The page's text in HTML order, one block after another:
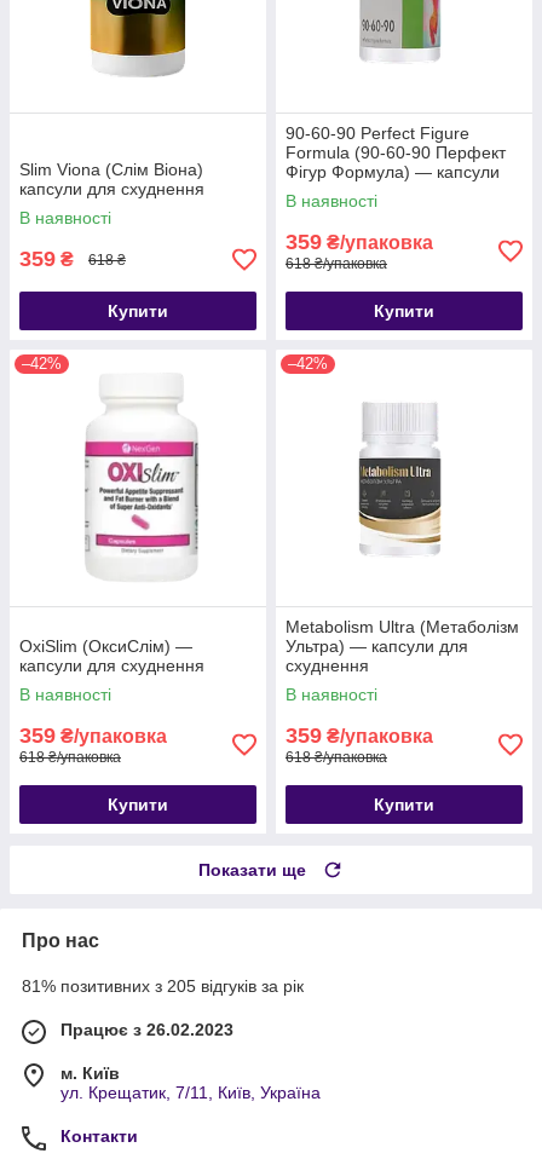
Slim Viona (Слім Віона)
капсули для схуднення
В наявності
359 ₴ 618 ₴
Купити
90-60-90 Perfect Figure
Formula (90-60-90 Перфект
Фігур Формула) — капсули
для схуднення
В наявності
359 ₴/упаковка
618 ₴/упаковка
Купити
–42%
OxiSlim (ОксиСлім) —
капсули для схуднення
В наявності
359 ₴/упаковка
618 ₴/упаковка
Купити
–42%
Metabolism Ultra (Метаболізм
Ультра) — капсули для
схуднення
В наявності
359 ₴/упаковка
618 ₴/упаковка
Купити
Показати ще
Про нас
81% позитивних з 205 відгуків за рік
Працює з 26.02.2023
м. Київ
ул. Крещатик, 7/11, Київ, Україна
Контакти